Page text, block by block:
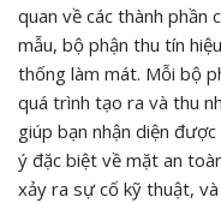
quan về các thành phần
mẫu, bộ phận thu tín
thống làm mát. Mỗi bộ
quá trình tạo ra và thu
giúp bạn nhận diện
ý đặc biệt về mặt an
xảy ra sự cố kỹ thuật,